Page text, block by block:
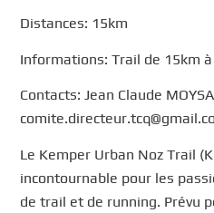
Distances: 15km
Informations: Trail de 15km à
Contacts: Jean Claude
Le Kemper Urban Noz Trail
incontournable pour les
de trail et de running. Prévu